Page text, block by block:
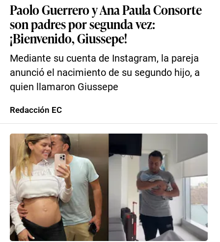
Paolo Guerrero y Ana Paula Consorte
son padres por segunda vez:
¡Bienvenido, Giussepe!
Mediante su cuenta de Instagram, la pareja
anunció el nacimiento de su segundo hijo, a
quien llamaron Giussepe
Redacción EC